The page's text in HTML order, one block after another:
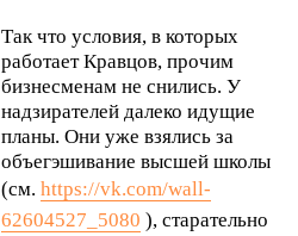
Так что условия, в которых
работает Кравцов, прочим
бизнесменам не снились. У
надзирателей далеко идущие
планы. Они уже взялись за
объегэшивание высшей школы
(см.https://vk.com/wall-
62604527_5080 ), старательно